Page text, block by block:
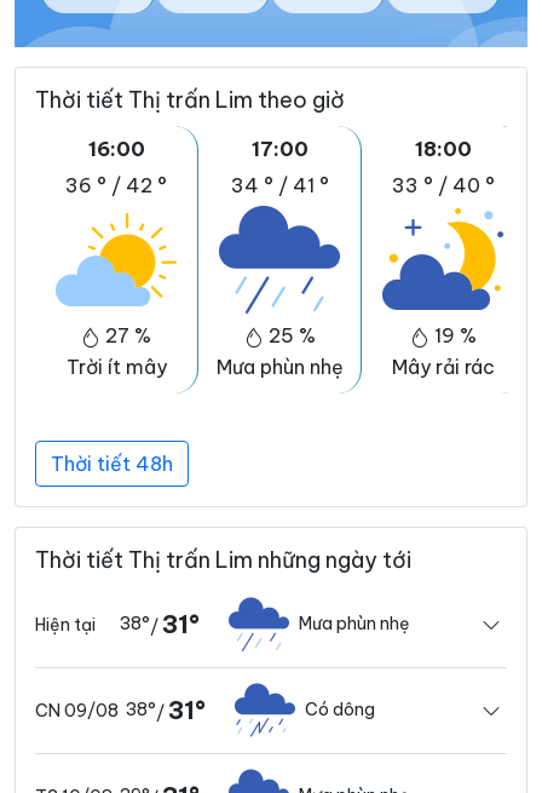
Thời tiết Thị trấn Lim theo giờ
16:00
36 ° / 42 °
27 %
Trời ít mây
17:00
34 ° / 41 °
25 %
Mưa phùn nhẹ
18:00
33 ° / 40 °
19 %
Mây rải rác
Thời tiết 48h
Thời tiết Thị trấn Lim những ngày tới
Hiện tại 38°/31° Mưa phùn nhẹ
CN 09/08 38°/31° Có dông